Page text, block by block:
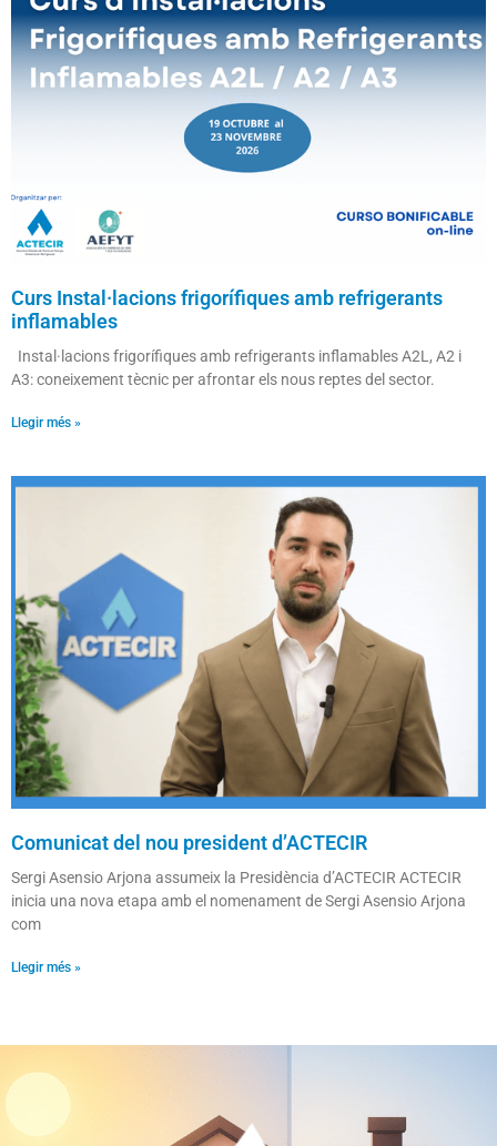
Curs Instal·lacions frigorífiques amb refrigerants
inflamables
Instal·lacions frigorífiques amb refrigerants inflamables A2L, A2 i
A3: coneixement tècnic per afrontar els nous reptes del sector.
Llegir més »
Comunicat del nou president d’ACTECIR
Sergi Asensio Arjona assumeix la Presidència d’ACTECIR ACTECIR
inicia una nova etapa amb el nomenament de Sergi Asensio Arjona
com
Llegir més »